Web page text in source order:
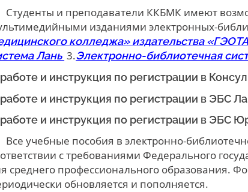
Студенты и преподаватели ККБМК имеют
изданиями электронных-
колледжа» издательства
Лань 3.Электронно-библиотечная
и инструкция по регистрации в
и инструкция по регистрации в ЭБС
и инструкция по регистрации в ЭБС
Все учебные пособия в электронно-
с требованиями Федерального
среднего профессионального образования.
обновляется и пополняется.